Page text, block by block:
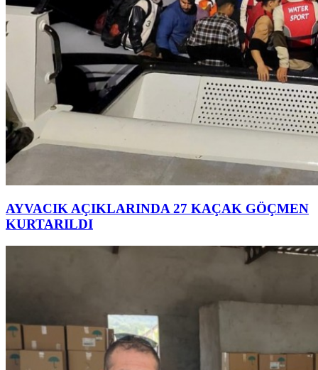
AYVACIK AÇIKLARINDA 27 KAÇAK GÖÇMEN
KURTARILDI